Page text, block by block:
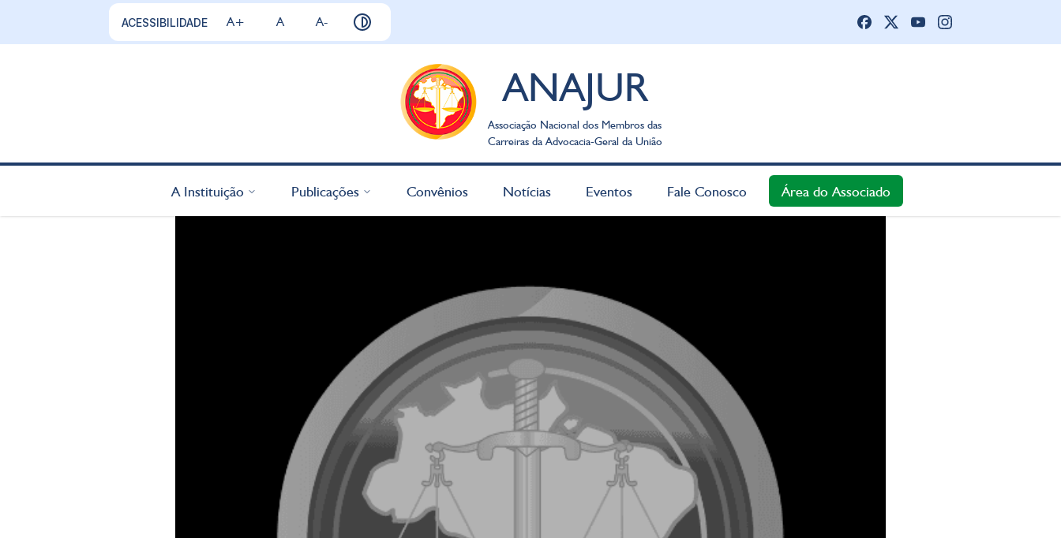
ACESSIBILIDADE A+ A A-
ANAJUR
Associação Nacional dos Membros das
Carreiras da Advocacia-Geral da União
A Instituição Publicações Convênios Notícias Eventos Fale Conosco Área do Associado